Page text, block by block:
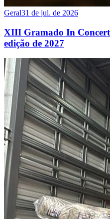
Geral31 de jul. de 2026
XIII Gramado In Concert
edição de 2027